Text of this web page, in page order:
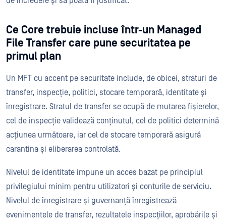
Ce Core trebuie incluse într-un Managed
File Transfer care pune securitatea pe
primul plan
Un MFT cu accent pe securitate include, de obicei, straturi de
transfer, inspecție, politici, stocare temporară, identitate și
înregistrare. Stratul de transfer se ocupă de mutarea fișierelor,
cel de inspecție validează conținutul, cel de politici determină
acțiunea următoare, iar cel de stocare temporară asigură
carantina și eliberarea controlată.
Nivelul de identitate impune un acces bazat pe principiul
privilegiului minim pentru utilizatori și conturile de serviciu.
Nivelul de înregistrare și guvernanță înregistrează
evenimentele de transfer, rezultatele inspecțiilor, aprobările și